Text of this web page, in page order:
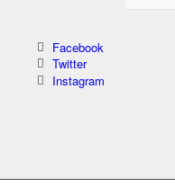
Facebook
Twitter
Instagram